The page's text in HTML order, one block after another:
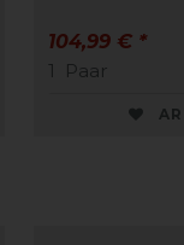
104,99 € *
1
Paar